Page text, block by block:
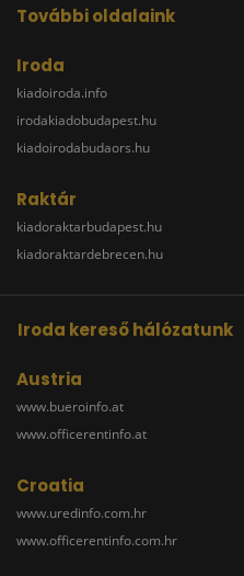
További oldalaink
Iroda
kiadoiroda.info
irodakiadobudapest.hu
kiadoirodabudaors.hu
Raktár
kiadoraktarbudapest.hu
kiadoraktardebrecen.hu
Iroda kereső hálózatunk
Austria
www.bueroinfo.at
www.officerentinfo.at
Croatia
www.uredinfo.com.hr
www.officerentinfo.com.hr